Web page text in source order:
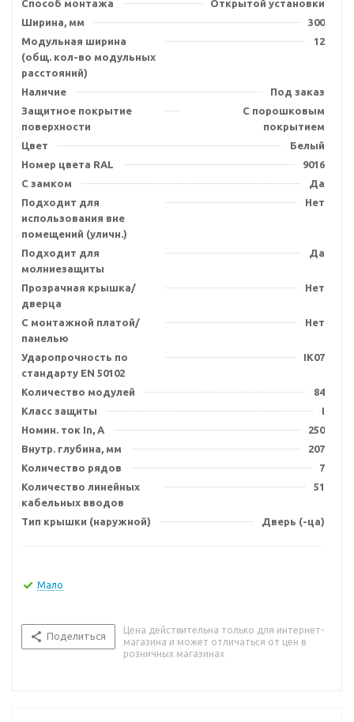
Способ монтажа
Открытой установки
Ширина, мм
300
Модульная ширина
(общ. кол-во модульных
расстояний)
12
Наличие
Под заказ
Защитное покрытие
поверхности
С порошковым
покрытием
Цвет
Белый
Номер цвета RAL
9016
С замком
Да
Подходит для
использования вне
помещений (уличн.)
Нет
Подходит для
молниезащиты
Да
Прозрачная крышка/
дверца
Нет
С монтажной платой/
панелью
Нет
Ударопрочность по
стандарту EN 50102
IK07
Количество модулей
84
Класс защиты
I
Номин. ток In, А
250
Внутр. глубина, мм
207
Количество рядов
7
Количество линейных
кабельных вводов
51
Тип крышки (наружной) Дверь (-ца)
Мало
Поделиться
Цена действительна только для интернет-
магазина и может отличаться от цен в
розничных магазинах